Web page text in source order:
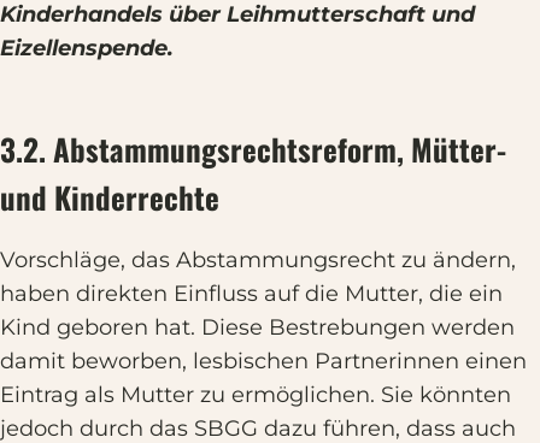
Kinderhandels über Leihmutterschaft und
Eizellenspende.
3.2. Abstammungsrechtsreform, Mütter-
und Kinderrechte
Vorschläge, das Abstammungsrecht zu ändern,
haben direkten Einfluss auf die Mutter, die ein
Kind geboren hat. Diese Bestrebungen werden
damit beworben, lesbischen Partnerinnen einen
Eintrag als Mutter zu ermöglichen. Sie könnten
jedoch durch das SBGG dazu führen, dass auch